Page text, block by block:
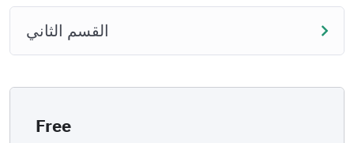
القسم الثاني
Free